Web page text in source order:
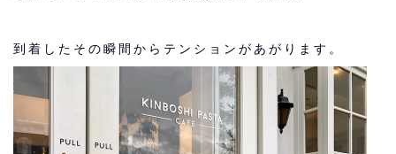
到着したその瞬間からテンションがあがります。